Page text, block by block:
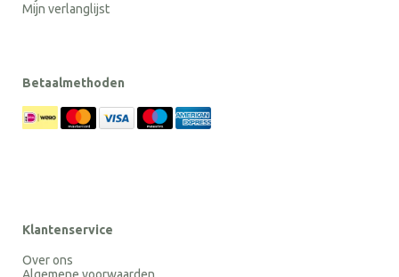
Mijn verlanglijst
Betaalmethoden
Klantenservice
Over ons